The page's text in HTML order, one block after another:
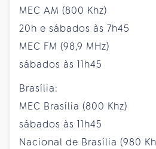
MEC AM (800
20h e sábados às 7h45
MEC FM (98,9
sábados às 11h45
Brasília:
MEC Brasília (800
sábados às 11h45
Nacional de Brasília